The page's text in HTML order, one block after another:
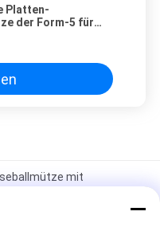
Platten-
der Form-5 für
mit
Platten-Baseballmütze-